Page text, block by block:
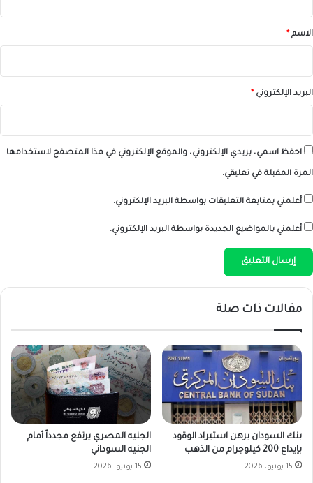
*الاسم *
البريد الإلكتروني *
احفظ اسمي، بريدي الإلكتروني، والموقع الإلكتروني في هذا المتصفح لاستخدامها
المرة المقبلة في تعليقي.
أعلمني بمتابعة التعليقات بواسطة البريد الإلكتروني.
أعلمني بالمواضيع الجديدة بواسطة البريد الإلكتروني.
مقالات ذات صلة
بنك السودان يرهن استيراد الوقود
بإيداع 200 كيلوجرام من الذهب
15 يونيو، 2026
الجنيه المصري يرتفع مجدداً أمام
الجنيه السوداني
15 يونيو، 2026